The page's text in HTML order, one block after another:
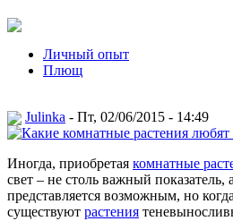
Личный опыт
Плющ
Julinka - Пт, 02/06/2015 - 14:49
Иногда, приобретая комнатные
свет – не столь важный
представляется возможным, но
существуют растения